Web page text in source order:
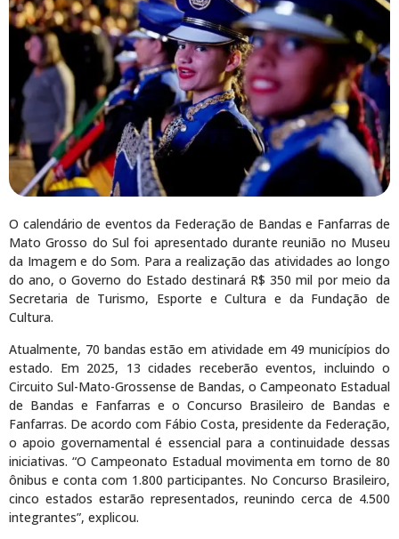
O calendário de eventos da Federação de Bandas e Fanfarras de
Mato Grosso do Sul foi apresentado durante reunião no Museu
da Imagem e do Som. Para a realização das atividades ao longo
do ano, o Governo do Estado destinará R$ 350 mil por meio da
Secretaria de Turismo, Esporte e Cultura e da Fundação de
Cultura.
Atualmente, 70 bandas estão em atividade em 49 municípios do
estado. Em 2025, 13 cidades receberão eventos, incluindo o
Circuito Sul-Mato-Grossense de Bandas, o Campeonato Estadual
de Bandas e Fanfarras e o Concurso Brasileiro de Bandas e
Fanfarras. De acordo com Fábio Costa, presidente da Federação,
o apoio governamental é essencial para a continuidade dessas
iniciativas. “O Campeonato Estadual movimenta em torno de 80
ônibus e conta com 1.800 participantes. No Concurso Brasileiro,
cinco estados estarão representados, reunindo cerca de 4.500
integrantes”, explicou.